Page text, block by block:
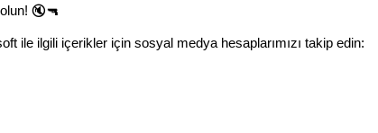
🔇🔫
ile ilgili içerikler için sosyal medya hesaplarımızı takip edin: